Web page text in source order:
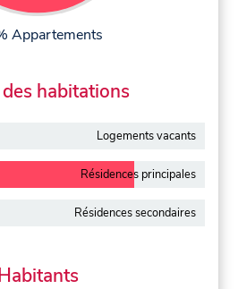
Appartements
habitations
Logements vacants
Résidences principales
Résidences secondaires